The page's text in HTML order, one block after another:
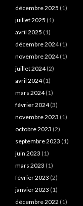
décembre 2025 (1)
juillet 2025 (1)
avril 2025 (1)
décembre 2024(1)
novembre 2024(1)
juillet 2024(2)
avril 2024(1)
mars 2024(1)
février 2024(3)
novembre 2023 (1)
octobre 2023 (2)
septembre 2023 (1)
juin 2023 (1)
mars 2023 (1)
février 2023 (2)
janvier 2023 (1)
décembre 2022 (1)